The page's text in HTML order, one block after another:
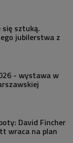
sztuką.
jubilerstwa z
- wystawa w
David Fincher
wraca na plan